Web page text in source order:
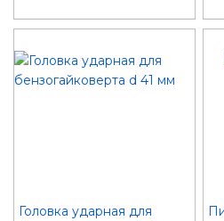
Головка ударная для